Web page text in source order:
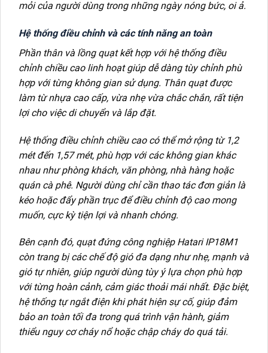
mỏi của người dùng trong những ngày nóng bức, oi ả.
Hệ thống điều chỉnh và các tính năng an toàn
Phần thân và lồng quạt kết hợp với hệ thống điều
chỉnh chiều cao linh hoạt giúp dễ dàng tùy chỉnh phù
hợp với từng không gian sử dụng. Thân quạt được
làm từ nhựa cao cấp, vừa nhẹ vừa chắc chắn, rất tiện
lợi cho việc di chuyển và lắp đặt.
Hệ thống điều chỉnh chiều cao có thể mở rộng từ 1,2
mét đến 1,57 mét, phù hợp với các không gian khác
nhau như phòng khách, văn phòng, nhà hàng hoặc
quán cà phê. Người dùng chỉ cần thao tác đơn giản là
kéo hoặc đẩy phần trục để điều chỉnh độ cao mong
muốn, cực kỳ tiện lợi và nhanh chóng.
Bên cạnh đó, quạt đứng công nghiệp Hatari IP18M1
còn trang bị các chế độ gió đa dạng như nhẹ, mạnh và
gió tự nhiên, giúp người dùng tùy ý lựa chọn phù hợp
với từng hoàn cảnh, cảm giác thoải mái nhất. Đặc biệt,
hệ thống tự ngắt điện khi phát hiện sự cố, giúp đảm
bảo an toàn tối đa trong quá trình vận hành, giảm
thiểu nguy cơ cháy nổ hoặc chập cháy do quá tải.